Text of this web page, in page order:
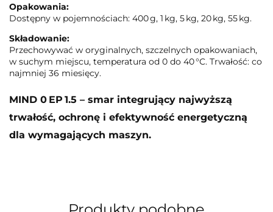
Opakowania:
Dostępny w pojemnościach: 400 g, 1 kg, 5 kg, 20 kg, 55 kg.
Składowanie:
Przechowywać w oryginalnych, szczelnych opakowaniach,
w suchym miejscu, temperatura od 0 do 40 °C. Trwałość: co
najmniej 36 miesięcy.
MIND 0 EP 1.5 – smar integrujący najwyższą
trwałość, ochronę i efektywność energetyczną
dla wymagających maszyn.